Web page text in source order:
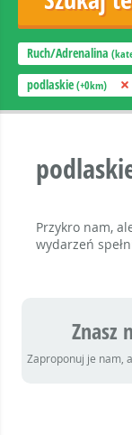
Ruch/Adrenalina
podlaskie (+0km)
Przykro nam,
wydarzeń
Znasz
Zaproponuj je nam,